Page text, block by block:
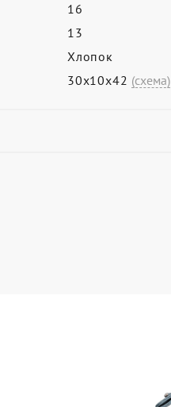
16
13
Хлопок
30х10х42 (схема)